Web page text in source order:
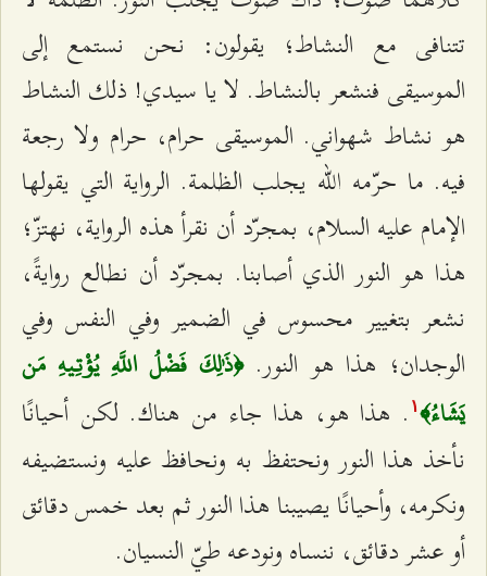
تتنافى مع النشاط؛ يقولون: نحن نستمع إلى
الموسيقى فنشعر بالنشاط. لا يا سيدي! ذلك النشاط
هو نشاط شهواني. الموسيقى حرام، حرام ولا رجعة
فيه. ما حرّمه الله يجلب الظلمة. الرواية التي يقولها
الإمام عليه السلام، بمجرّد أن نقرأ هذه الرواية، نهتزّ؛
هذا هو النور الذي أصابنا. بمجرّد أن نطالع روايةً،
نشعر بتغيير محسوس في الضمير وفي النفس وفي
الوجدان؛ هذا هو النور.﴿ذَٰلِكَ فَضْلُ اللَّهِ يُؤْتِيهِ مَن
يَشَاءُ﴾۱ . هذا هو، هذا جاء من هناك. لكن أحيانًا
نأخذ هذا النور ونحتفظ به ونحافظ عليه ونستضيفه
ونكرمه، وأحيانًا يصيبنا هذا النور ثم بعد خمس دقائق
أو عشر دقائق، ننساه ونودعه طيّ النسيان.